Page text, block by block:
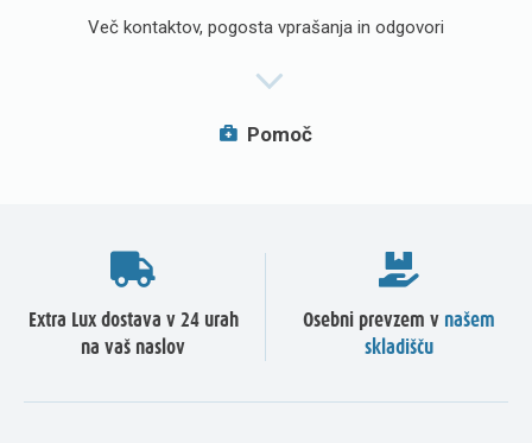
Več kontaktov, pogosta vprašanja in odgovori
Pomoč
Extra Lux dostava v 24 urah
na vaš naslov
Osebni prevzem v našem
skladišču